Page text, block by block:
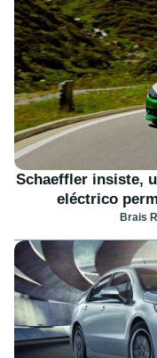
Schaeffler insiste,
eléctrico
Brais